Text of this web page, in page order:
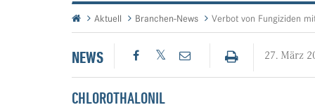
Aktuell Branchen-News Verbot von Fungiziden
NEWS 27. März
CHLOROTHALONIL